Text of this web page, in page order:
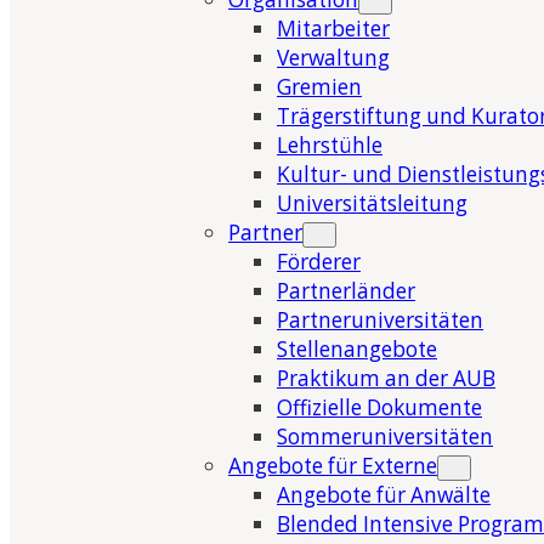
Mitarbeiter
Verwaltung
Gremien
Trägerstiftung und
Lehrstühle
Kultur- und
Universitätsleitung
Partner
Förderer
Partnerländer
Partneruniversitäten
Stellenangebote
Praktikum an der AUB
Offizielle Dokumente
Sommeruniversitäten
Angebote für Externe
Angebote für Anwälte
Blended Intensive Program